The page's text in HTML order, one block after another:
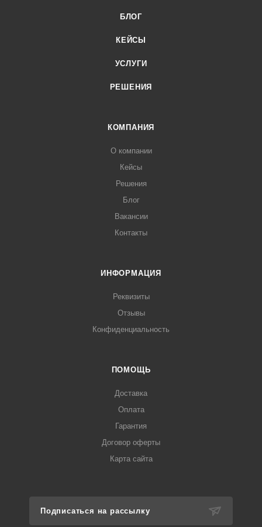
БЛОГ
КЕЙСЫ
УСЛУГИ
РЕШЕНИЯ
КОМПАНИЯ
О компании
Кейсы
Решения
Блог
Вакансии
Контакты
ИНФОРМАЦИЯ
Реквизиты
Отзывы
Конфиденциальность
ПОМОЩЬ
Доставка
Оплата
Гарантия
Договор оферты
Карта сайта
Подписаться на рассылку